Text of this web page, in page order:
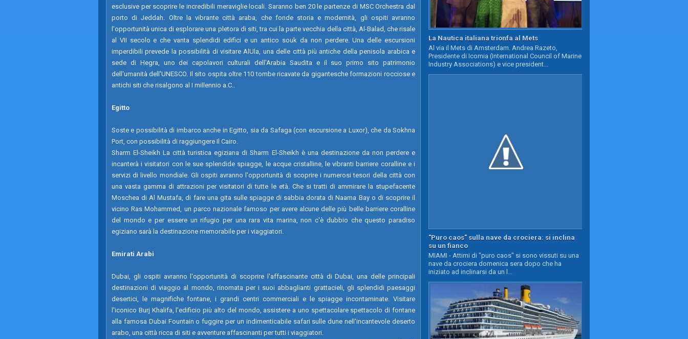
esclusive per scoprire le incredibili meraviglie locali. Saranno ben 20 le partenze di MSC Orchestra dal
porto di Jeddah. Oltre la vibrante città araba, che fonde storia e modernità, gli ospiti avranno
l'opportunità unica di esplorare una pletora di siti, tra cui la parte vecchia della città, Al-Balad, che risale
al VII secolo e che vanta splendidi edifici e un antico souk da non perdere. Una delle escursioni
imperdibili prevede la possibilità di visitare AlUla, una delle città più antiche della penisola arabica e
sede di Hegra, uno dei capolavori culturali dell'Arabia Saudita e il suo primo sito patrimonio
dell'umanità dell'UNESCO. Il sito ospita oltre 110 tombe ricavate da gigantesche formazioni rocciose e
antichi siti che risalgono al I millennio a.C..
Egitto
Soste e possibilità di imbarco anche in Egitto, sia da Safaga (con escursione a Luxor), che da Sokhna
Port, con possibilità di raggiungere Il Cairo.
Sharm El-Sheikh La città turistica egiziana di Sharm El-Sheikh è una destinazione da non perdere e
incanterà i visitatori con le sue splendide spiagge, le acque cristalline, le vibranti barriere coralline e i
servizi di livello mondiale. Gli ospiti avranno l'opportunità di scoprire i numerosi tesori della città con
una vasta gamma di attrazioni per visitatori di tutte le età. Che si tratti di ammirare la stupefacente
Moschea di Al Mustafa, di fare una gita sulle spiagge di sabbia dorata di Naama Bay o di scoprire il
vicino Ras Mohammed, un parco nazionale famoso per avere alcune delle più belle barriere coralline
del mondo e per essere un rifugio per una rara vita marina, non c'è dubbio che questo paradiso
egiziano sarà la destinazione memorabile per i viaggiatori.
Emirati Arabi
Dubai, gli ospiti avranno l'opportunità di scoprire l'affascinante città di Dubai, una delle principali
destinazioni di viaggio al mondo, rinomata per i suoi abbaglianti grattacieli, gli splendidi paesaggi
desertici, le magnifiche fontane, i grandi centri commerciali e le spiagge incontaminate. Visitare
l'iconico Burj Khalifa, l'edificio più alto del mondo, assistere a uno spettacolare spettacolo di fontane
alla famosa Dubai Fountain o fuggire per un indimenticabile safari sulle dune nell'incantevole deserto
arabo, una città ricca di siti e avventure affascinanti per tutti i viaggiatori.
La Nautica italiana trionfa al Mets
Al via il Mets di Amsterdam. Andrea Razeto,
Presidente di Icomia (International Council of Marine
Industry Associations) e vice president...
"Puro caos" sulla nave da crociera: si inclina
su un fianco
MIAMI - Attimi di "puro caos" si sono vissuti su una
nave da crociera domenica sera dopo che ha
iniziato ad inclinarsi da un l...